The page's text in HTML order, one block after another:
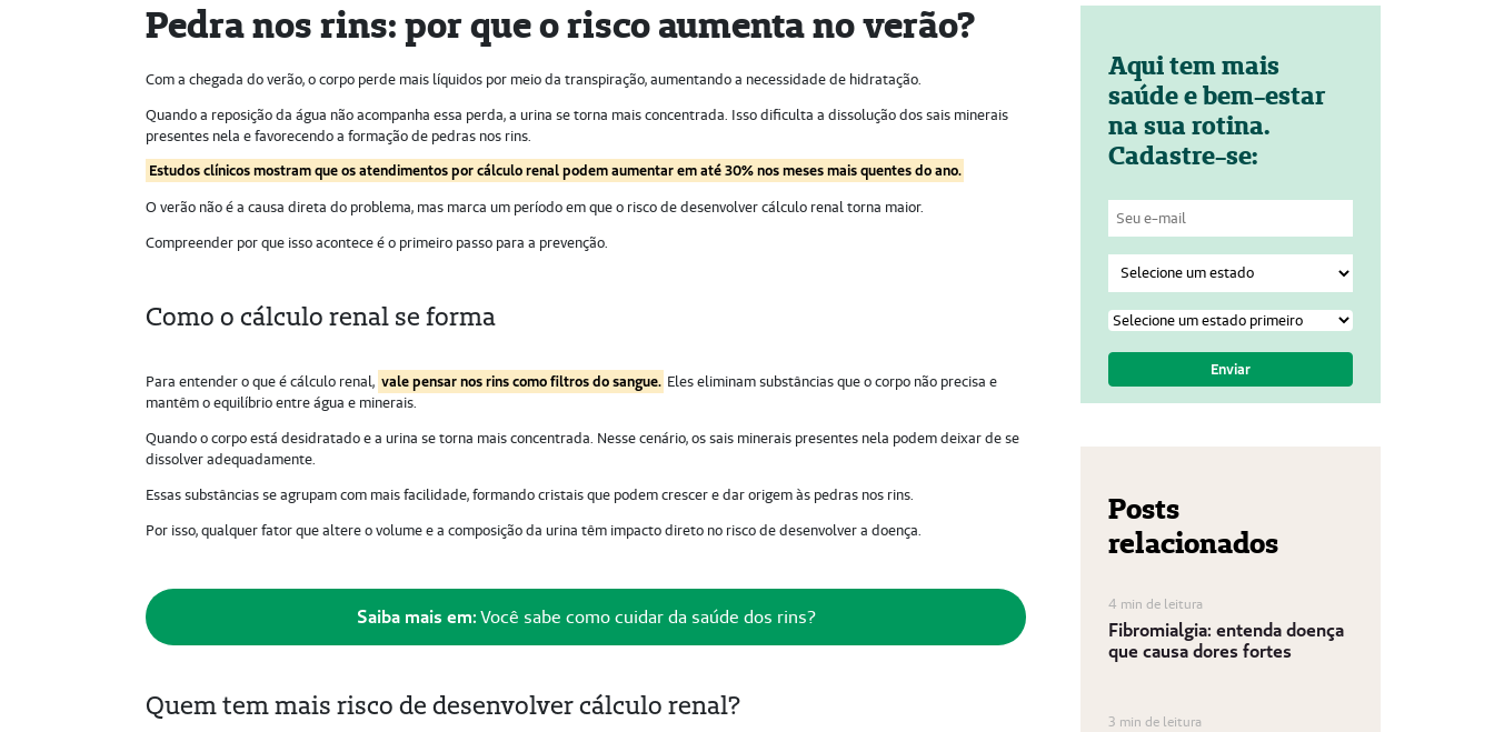
Pedra nos rins: por que o risco aumenta no verão?
Com a chegada do verão, o corpo perde mais líquidos por meio da transpiração, aumentando a necessidade de hidratação.
Quando a reposição da água não acompanha essa perda, a urina se torna mais concentrada. Isso dificulta a dissolução dos sais minerais
presentes nela e favorecendo a formação de pedras nos rins.
Estudos clínicos mostram que os atendimentos por cálculo renal podem aumentar em até 30% nos meses mais quentes do ano.
O verão não é a causa direta do problema, mas marca um período em que o risco de desenvolver cálculo renal torna maior.
Compreender por que isso acontece é o primeiro passo para a prevenção.
Como o cálculo renal se forma
Para entender o que é cálculo renal, vale pensar nos rins como filtros do sangue. Eles eliminam substâncias que o corpo não precisa e
mantêm o equilíbrio entre água e minerais.
Quando o corpo está desidratado e a urina se torna mais concentrada. Nesse cenário, os sais minerais presentes nela podem deixar de se
dissolver adequadamente.
Essas substâncias se agrupam com mais facilidade, formando cristais que podem crescer e dar origem às pedras nos rins.
Por isso, qualquer fator que altere o volume e a composição da urina têm impacto direto no risco de desenvolver a doença.
Saiba mais em: Você sabe como cuidar da saúde dos rins?
Quem tem mais risco de desenvolver cálculo renal?
Aqui tem mais
saúde e bem-estar
na sua rotina.
Cadastre-se:
Posts
relacionados
4 min de leitura
Fibromialgia: entenda doença
que causa dores fortes
3 min de leitura